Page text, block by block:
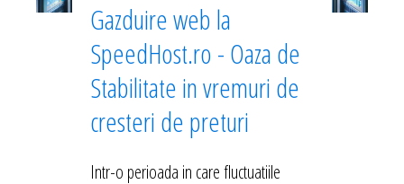
Gazduire web la
SpeedHost.ro - Oaza de
Stabilitate in vremuri de
cresteri de preturi
Intr-o perioada in care fluctuatiile